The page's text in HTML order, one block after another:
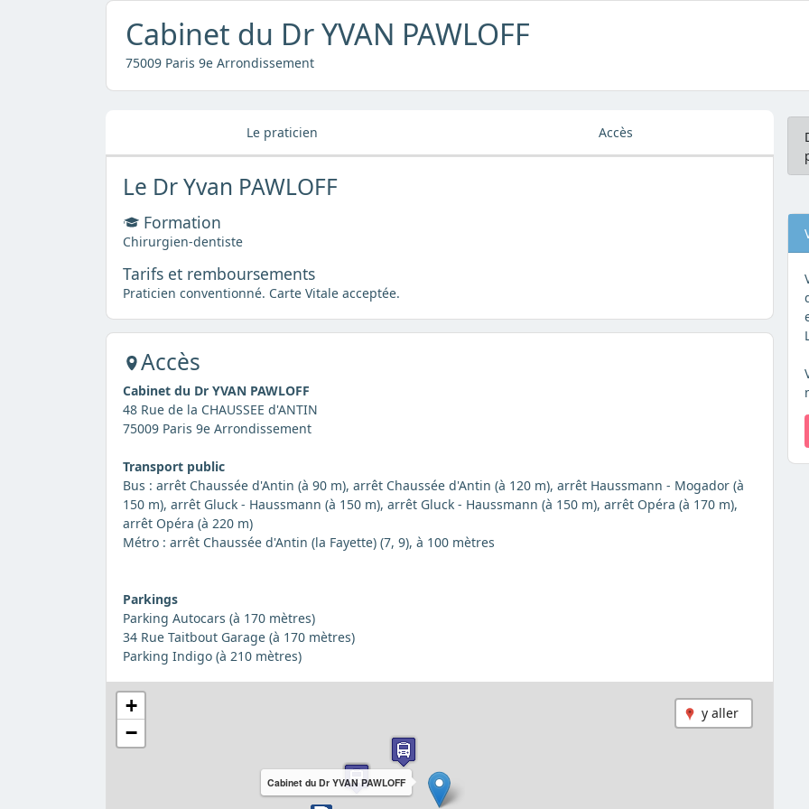
Cabinet du Dr YVAN PAWLOFF
75009 Paris 9e Arrondissement
Le praticien Accès
Le Dr Yvan PAWLOFF
Formation
Chirurgien-dentiste
Tarifs et remboursements
Praticien conventionné. Carte Vitale acceptée.
Accès
Cabinet du Dr YVAN PAWLOFF
48 Rue de la CHAUSSEE d'ANTIN
75009 Paris 9e Arrondissement
Transport public
Bus : arrêt Chaussée d'Antin (à 90 m), arrêt Chaussée d'Antin (à 120 m), arrêt Haussmann - Mogador (à
150 m), arrêt Gluck - Haussmann (à 150 m), arrêt Gluck - Haussmann (à 150 m), arrêt Opéra (à 170 m),
arrêt Opéra (à 220 m)
Métro : arrêt Chaussée d'Antin (la Fayette) (7, 9), à 100 mètres
Parkings
Parking Autocars (à 170 mètres)
34 Rue Taitbout Garage (à 170 mètres)
Parking Indigo (à 210 mètres)
y aller
Cabinet du Dr YVAN PAWLOFF
+
−